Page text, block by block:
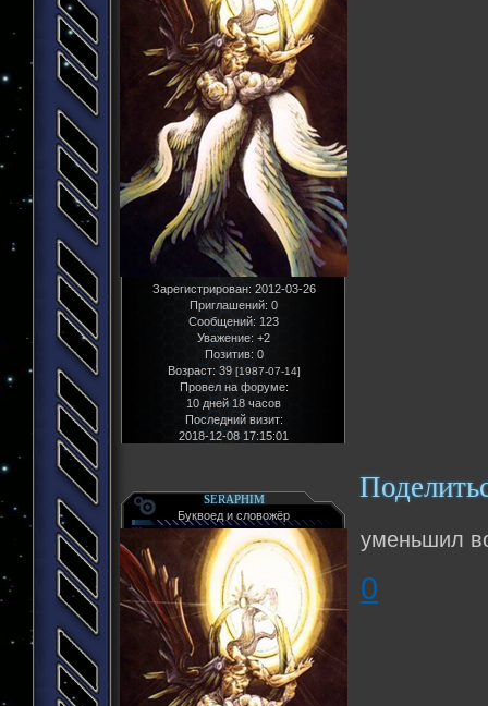
Зарегистрирован: 2012-03-26
Приглашений: 0
Сообщений: 123
Уважение: +2
Позитив: 0
Возраст: 39 [1987-07-14]
Провел на форуме:
10 дней 18 часов
Последний визит:
2018-12-08 17:15:01
SERAPHIM
Буквоед и словожёр
уменьшил
0